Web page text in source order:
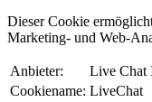
Dieser Cookie
Marketing- und Web-
Anbieter:
Live Chat
Cookiename: LiveChat